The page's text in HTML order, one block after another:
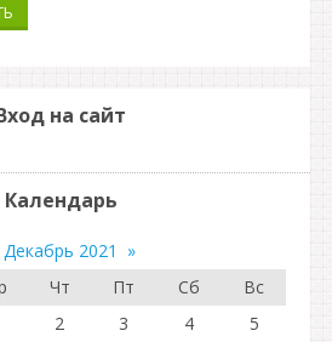
на сайт
Календарь
Декабрь 2021
»
Чт Пт Сб
Вс
2 3 4
5